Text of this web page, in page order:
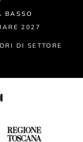
BASSO
2027
DI SETTORE